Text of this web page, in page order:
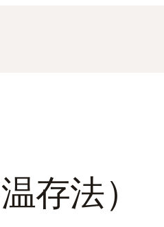
存法）